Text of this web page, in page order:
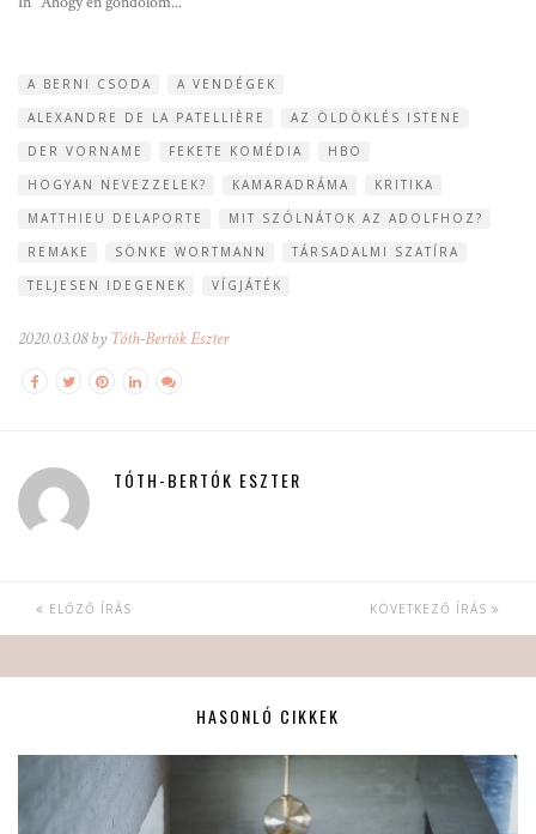
A BERNI CSODA
A VENDÉGEK
ALEXANDRE DE LA PATELLIÈRE
AZ ÖLDÖKLÉS ISTENE
DER VORNAME
FEKETE KOMÉDIA
HBO
HOGYAN NEVEZZELEK?
KAMARADRÁMA
KRITIKA
MATTHIEU DELAPORTE
MIT SZÓLNÁTOK AZ ADOLFHOZ?
REMAKE
SÖNKE WORTMANN
TÁRSADALMI SZATÍRA
TELJESEN IDEGENEK
VÍGJÁTÉK
2020.03.08 by Tóth-Bertók Eszter
TÓTH-BERTÓK ESZTER
ELŐZŐ ÍRÁS KÖVETKEZŐ ÍRÁS
HASONLÓ CIKKEK